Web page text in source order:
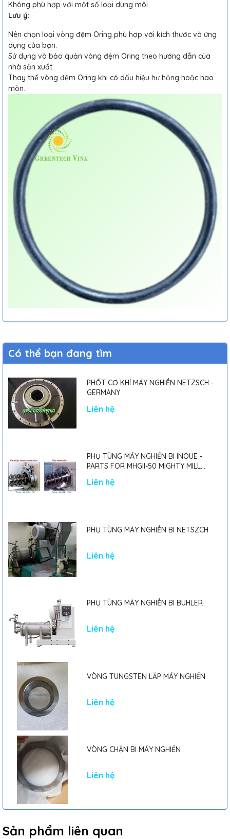
Không phù hợp với một số loại dung môi
Lưu ý:
Nên chọn loại vòng đệm Oring phù hợp với kích thước và ứng
dụng của bạn.
Sử dụng và bảo quản vòng đệm Oring theo hướng dẫn của
nhà sản xuất.
Thay thế vòng đệm Oring khi có dấu hiệu hư hỏng hoặc hao
mòn.
Có thể bạn đang tìm
PHỐT CƠ KHÍ MÁY NGHIỀN NETZSCH -
GERMANY
Liên hệ
PHỤ TÙNG MÁY NGHIỀN BI INOUE -
PARTS FOR MHGII-50 MIGHTY MILL
Liên hệ
PHỤ TÙNG MÁY NGHIỀN BI NETSZCH
Liên hệ
PHỤ TÙNG MÁY NGHIỀN BI BUHLER
Liên hệ
VÒNG TUNGSTEN LẮP MÁY NGHIỀN
Liên hệ
VÒNG CHẶN BI MÁY NGHIỀN
Liên hệ
Sản phẩm liên quan